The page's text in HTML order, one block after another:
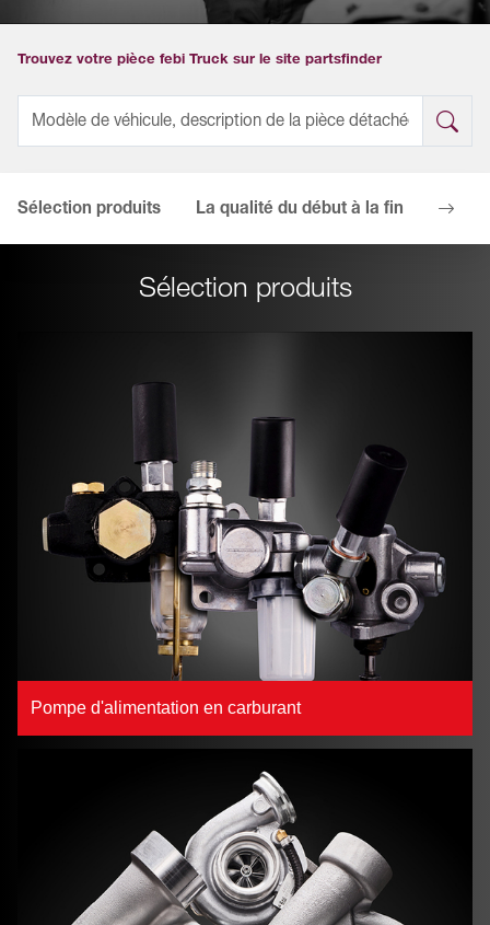
Trouvez votre pièce febi Truck sur le site partsfinder
Sélection produits La qualité du début à la fin
Sélection produits
Pompe d'alimentation en carburant